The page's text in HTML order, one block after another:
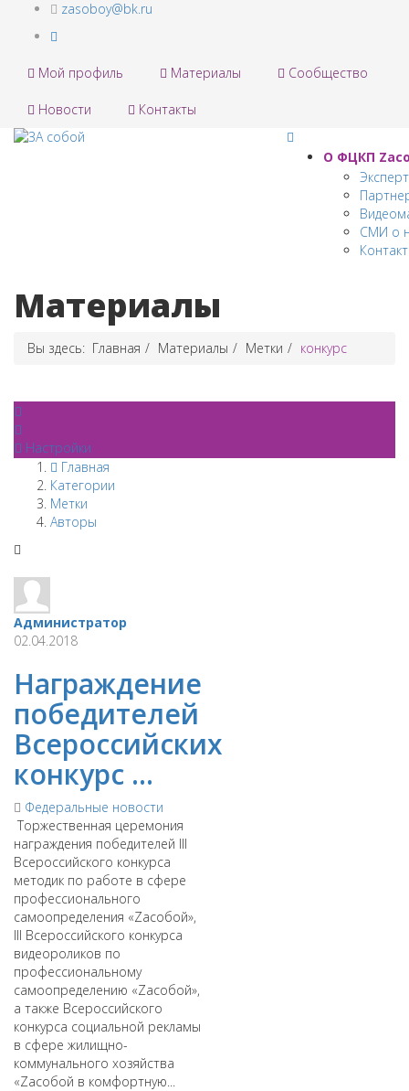
zasoboy@bk.ru
Мой профиль Материалы Сообщество
Новости Контакты
О ФЦКП
СМИ о
Материалы
Вы здесь: Главная Материалы Метки конкурс
Настройки
Главная
Категории
Метки
Авторы
Администратор
02.04.2018
Награждение
победителей
Всероссийских
конкурс ...
Федеральные новости
​ Торжественная церемония
награждения победителей III
Всероссийского конкурса
методик по работе в сфере
профессионального
самоопределения «Zaсобой»,
III Всероссийского конкурса
видеороликов по
профессиональному
самоопределению «Zасобой»,
а также Всероссийского
конкурса социальной рекламы
в сфере жилищно-
коммунального хозяйства
«Zaсобой в комфортную...